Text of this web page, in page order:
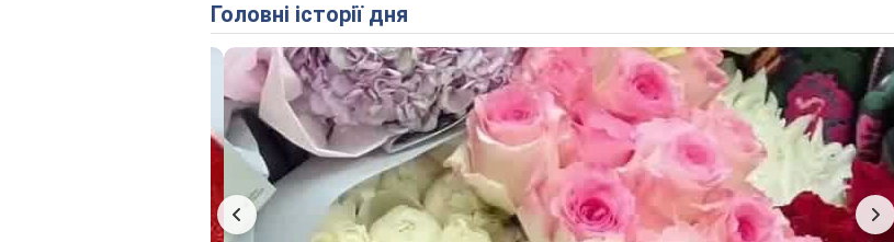
Головні історії дня